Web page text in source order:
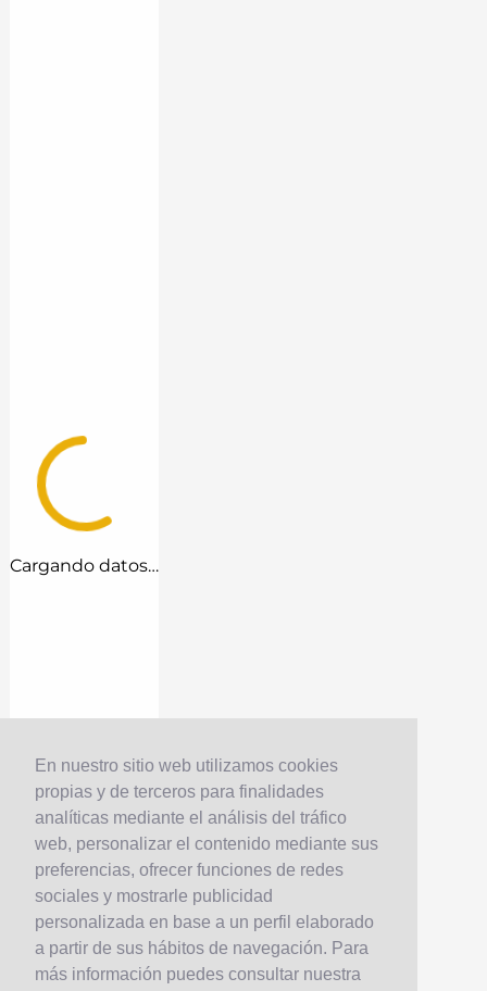
En nuestro sitio web utilizamos cookies
propias y de terceros para finalidades
analíticas mediante el análisis del tráfico
web, personalizar el contenido mediante sus
preferencias, ofrecer funciones de redes
sociales y mostrarle publicidad
personalizada en base a un perfil elaborado
a partir de sus hábitos de navegación. Para
más información puedes consultar nuestra
Cargando datos…